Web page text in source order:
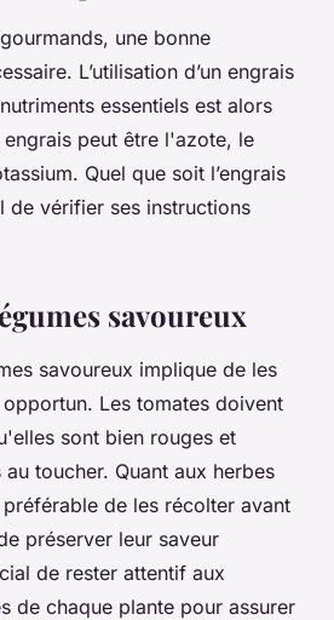
une bonne
L’utilisation d’un engrais
essentiels est alors
peut être l'azote, le
Quel que soit l’engrais
de vérifier ses instructions
savoureux
savoureux implique de les
Les tomates doivent
sont bien rouges et
toucher. Quant aux herbes
de les récolter avant
préserver leur saveur
de rester attentif aux
de chaque plante pour assurer